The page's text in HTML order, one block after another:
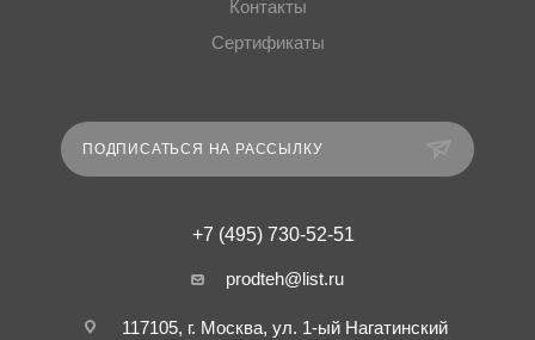
Контакты
Сертификаты
ПОДПИСАТЬСЯ НА РАССЫЛКУ
+7 (495) 730-52-51
prodteh@list.ru
117105, г. Москва, ул. 1-ый Нагатинский